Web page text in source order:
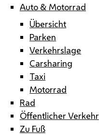
Auto & Motorrad
Übersicht
Parken
Verkehrslage
Carsharing
Taxi
Motorrad
Rad
Öffentlicher Verkehr
Zu Fuß